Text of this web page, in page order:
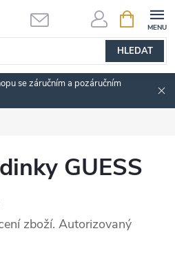
HLEDAT
NÁKUPNÍ
KOŠÍK
se záručním a pozáručním
GUESS
zboží. Autorizovaný